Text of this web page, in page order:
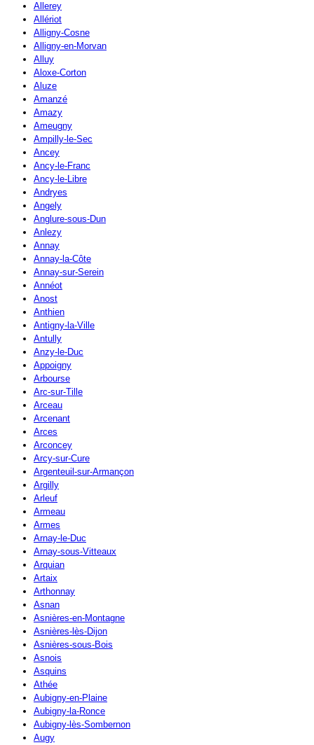
Allerey
Allériot
Alligny-Cosne
Alligny-en-Morvan
Alluy
Aloxe-Corton
Aluze
Amanzé
Amazy
Ameugny
Ampilly-le-Sec
Ancey
Ancy-le-Franc
Ancy-le-Libre
Andryes
Angely
Anglure-sous-Dun
Anlezy
Annay
Annay-la-Côte
Annay-sur-Serein
Annéot
Anost
Anthien
Antigny-la-Ville
Antully
Anzy-le-Duc
Appoigny
Arbourse
Arc-sur-Tille
Arceau
Arcenant
Arces
Arconcey
Arcy-sur-Cure
Argenteuil-sur-Armançon
Argilly
Arleuf
Armeau
Armes
Arnay-le-Duc
Arnay-sous-Vitteaux
Arquian
Artaix
Arthonnay
Asnan
Asnières-en-Montagne
Asnières-lès-Dijon
Asnières-sous-Bois
Asnois
Asquins
Athée
Aubigny-en-Plaine
Aubigny-la-Ronce
Aubigny-lès-Sombernon
Augy